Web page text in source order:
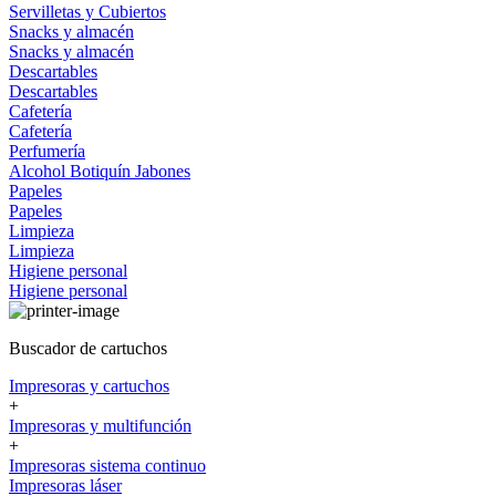
Servilletas y Cubiertos
Snacks y almacén
Snacks y almacén
Descartables
Descartables
Cafetería
Cafetería
Perfumería
Alcohol Botiquín Jabones
Papeles
Papeles
Limpieza
Limpieza
Higiene personal
Higiene personal
Buscador de cartuchos
Impresoras y cartuchos
+
Impresoras y multifunción
+
Impresoras sistema continuo
Impresoras láser